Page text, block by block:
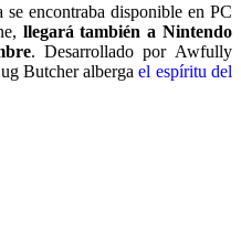
encontraba disponible en PC
llegará también a Nintendo
. Desarrollado por Awfully
Butcher albergael espíritu del